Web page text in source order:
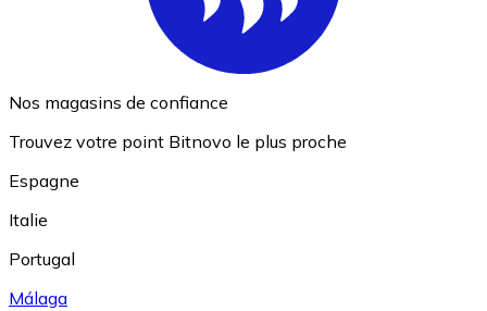
Nos magasins de confiance
Trouvez votre point Bitnovo le plus proche
Espagne
Italie
Portugal
Málaga